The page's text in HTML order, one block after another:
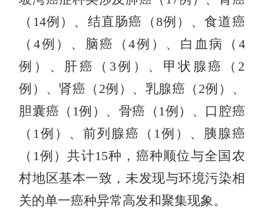
（14例）、结直肠癌（8例）、食道癌
（4例）、脑癌（4例）、白血病（4
例）、肝癌（3例）、甲状腺癌（2
例）、肾癌（2例）、乳腺癌（2例）、
胆囊癌（1例）、骨癌（1例）、口腔癌
（1例）、前列腺癌（1例）、胰腺癌
（1例）共计15种，癌种顺位与全国农
村地区基本一致，未发现与环境污染相
关的单一癌种异常高发和聚集现象。